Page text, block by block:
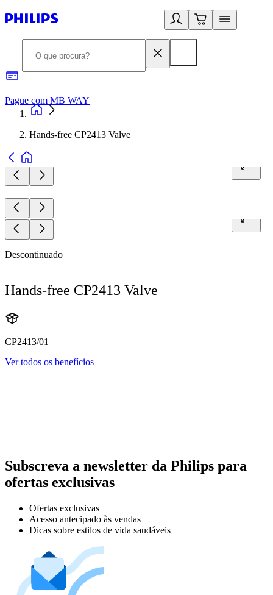
Pague com MB WAY
Hands-free CP2413 Valve
Descontinuado
Hands-free CP2413 Valve
CP2413/01
Ver todos os benefícios
Subscreva a newsletter da Philips para
ofertas exclusivas
Ofertas exclusivas
Acesso antecipado às vendas
Dicas sobre estilos de vida saudáveis